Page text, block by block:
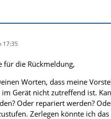
17:35
für die Rückmeldung,
Worten, dass meine
Gerät nicht zutreffend ist.
Oder repariert werden?
Zerlegen könnte ich